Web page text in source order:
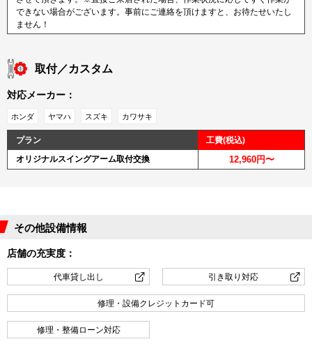
できない場合がございます。事前にご連絡を頂けますと、お待たせいたし
ません！
取付／カスタム
対応メーカー：
ホンダ ヤマハ スズキ カワサキ
プラン
工費(税込)
オリジナルスイングアーム取付交換
12,960円〜
その他設備情報
店舗の充実度：
代車貸し出し 引き取り対応
修理・設備クレジットカード可
修理・整備ローン対応